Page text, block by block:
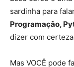
sardinha para
Programação,
dizer com
Mas VOCÊ pode